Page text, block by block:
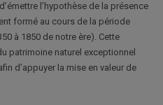
l’hypothèse de la présence
formé au cours de la période
à 1850 de notre ère). Cette
patrimoine naturel exceptionnel
d’appuyer la mise en valeur de